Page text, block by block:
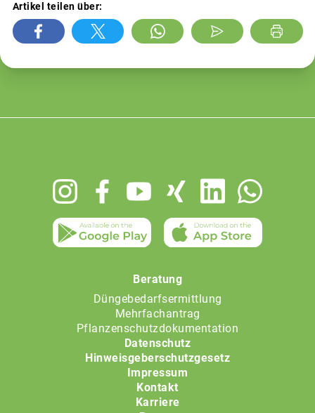
Artikel teilen über:
Beratung
Düngebedarfsermittlung
Mehrfachantrag
Pflanzenschutzdokumentation
Datenschutz
Hinweisgeberschutzgesetz
Impressum
Kontakt
Karriere